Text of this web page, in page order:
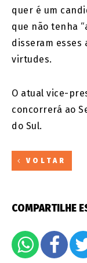
quer é um
que não tenha
disseram esses
virtudes.
O atual vice-
concorrerá ao
do Sul.
VOLTAR
COMPARTILHE